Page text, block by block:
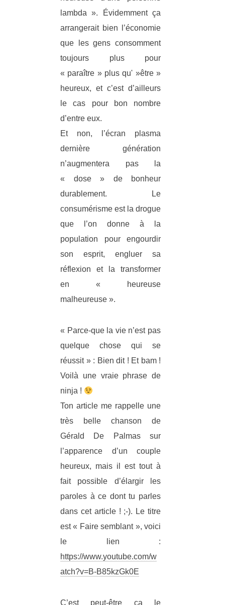
lambda ». Évidemment ça
arrangerait bien l’économie
que les gens consomment
toujours plus pour
« paraître » plus qu' »être »
heureux, et c’est d’ailleurs
le cas pour bon nombre
d’entre eux.
Et non, l’écran plasma
dernière génération
n’augmentera pas la
« dose » de bonheur
durablement. Le
consumérisme est la drogue
que l’on donne à la
population pour engourdir
son esprit, engluer sa
réflexion et la transformer
en « heureuse
malheureuse ».
« Parce-que la vie n’est pas
quelque chose qui se
réussit » : Bien dit ! Et bam !
Voilà une vraie phrase de
ninja !
Ton article me rappelle une
très belle chanson de
Gérald De Palmas sur
l’apparence d’un couple
heureux, mais il est tout à
fait possible d’élargir les
paroles à ce dont tu parles
dans cet article ! ;-). Le titre
est « Faire semblant », voici
le lien :
https://www.youtube.com/w
atch?v=B-B85kzGk0E
C’est peut-être ça le